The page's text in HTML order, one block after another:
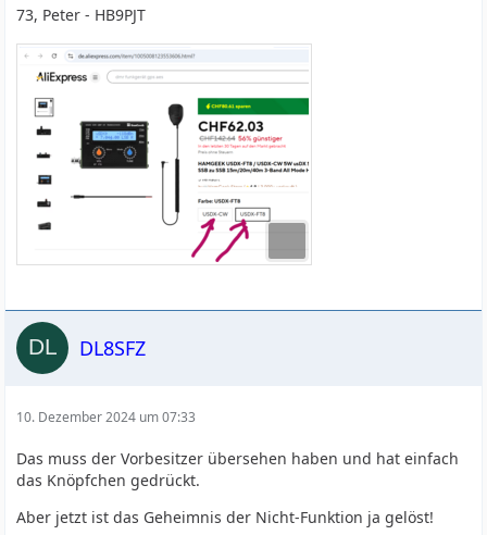
73, Peter - HB9PJT
DL8SFZ
10. Dezember 2024 um 07:33
Das muss der Vorbesitzer übersehen haben und hat einfach
das Knöpfchen gedrückt.
Aber jetzt ist das Geheimnis der Nicht-Funktion ja gelöst!